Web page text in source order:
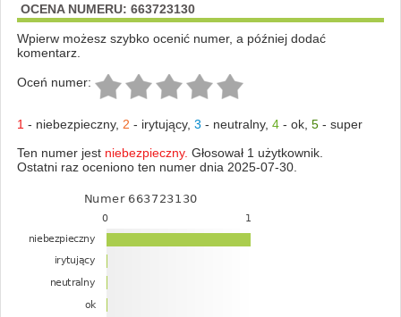
OCENA NUMERU: 663723130
Wpierw możesz szybko ocenić numer, a później dodać
komentarz.
Oceń numer:
1 - niebezpieczny, 2 - irytujący, 3 - neutralny, 4- ok, 5- super
Ten numer jest niebezpieczny. Głosował 1 użytkownik.
Ostatni raz oceniono ten numer dnia 2025-07-30.